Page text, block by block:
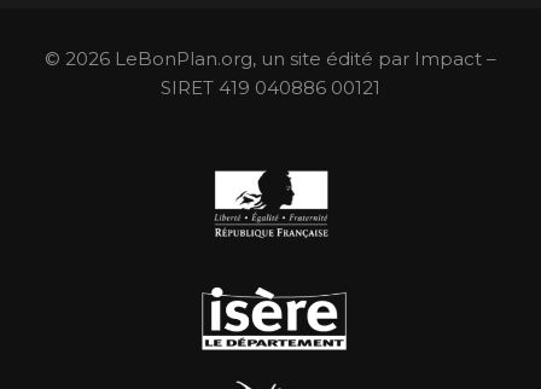
© 2026 LeBonPlan.org, un site édité par Impact –
SIRET 419 040886 00121